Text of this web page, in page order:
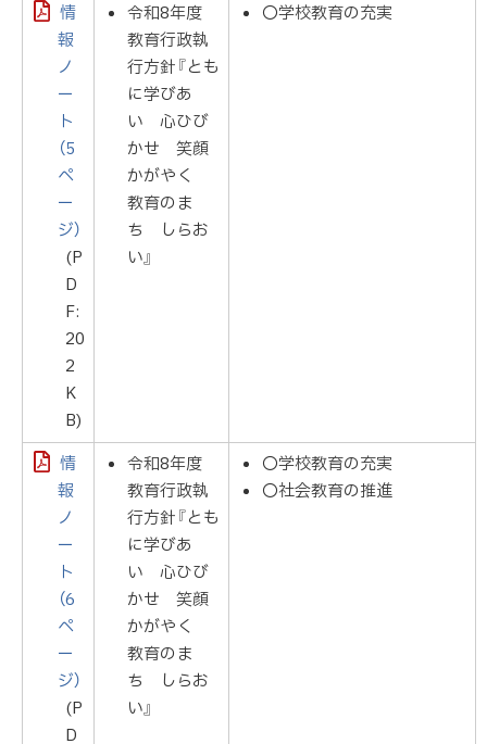
情
報
ノ
ー
ト
（5
ペ
ー
ジ）
(P
D
F:
20
2
K
B)
令和8年度
教育行政執
行方針『とも
に学びあ
い 心ひび
かせ 笑顔
かがやく
教育のま
ち しらお
い』
〇学校教育の充実
情
報
ノ
ー
ト
（6
ペ
ー
ジ）
(P
D
令和8年度
教育行政執
行方針『とも
に学びあ
い 心ひび
かせ 笑顔
かがやく
教育のま
ち しらお
い』
〇学校教育の充実
〇社会教育の推進